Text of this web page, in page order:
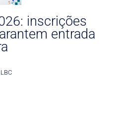
inscrições
entrada